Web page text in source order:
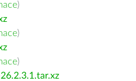
)
)
)